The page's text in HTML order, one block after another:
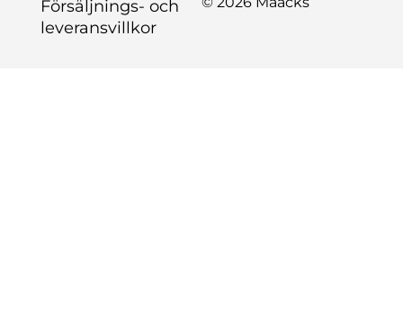
Försäljnings- och
leveransvillkor